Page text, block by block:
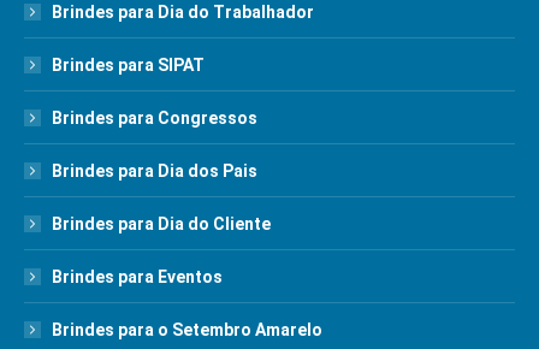
Brindes para Dia do Trabalhador
Brindes para SIPAT
Brindes para Congressos
Brindes para Dia dos Pais
Brindes para Dia do Cliente
Brindes para Eventos
Brindes para o Setembro Amarelo